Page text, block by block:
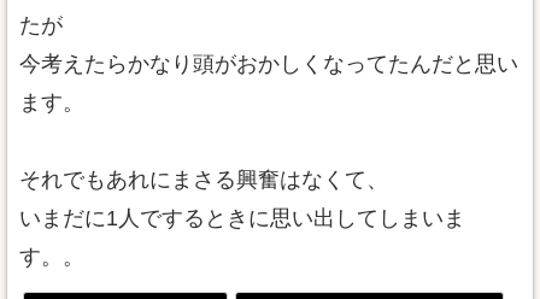
たが
今考えたらかなり頭がおかしくなってたんだと思い
ます。
それでもあれにまさる興奮はなくて、
いまだに1人でするときに思い出してしまいま
す。。